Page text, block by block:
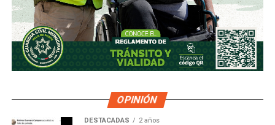
OPINIÓN
DESTACADAS 2 años